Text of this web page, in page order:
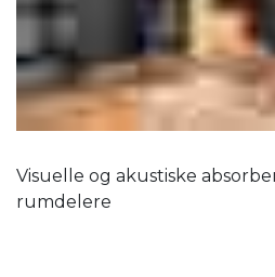
Visuelle og akustiske
rumdelere